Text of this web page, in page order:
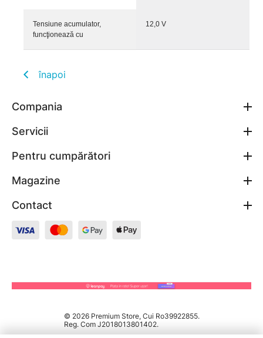
Tensiune acumulator,
funcţionează cu
12,0 V
înapoi
Compania
Servicii
Pentru cumpărători
Magazine
Contact
© 2026 Premium Store, Cui Ro39922855.
Reg. Com J2018013801402.